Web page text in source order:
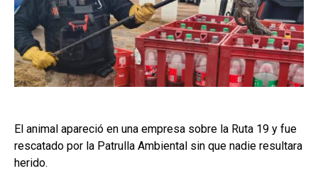
El animal apareció en una empresa sobre la Ruta 19 y fue
rescatado por la Patrulla Ambiental sin que nadie resultara
herido.